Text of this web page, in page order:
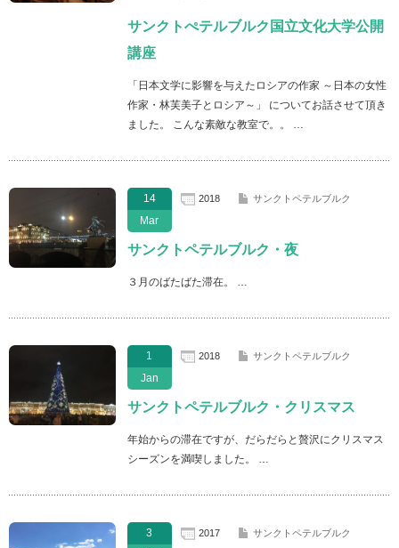
サンクトぺテルブルク国立文化大学公開
講座
「日本文学に影響を与えたロシアの作家 ～日本の女性
作家・林芙美子とロシア～」 についてお話させて頂き
ました。 こんな素敵な教室で。。 …
14
Mar
2018 サンクトペテルブルク
サンクトペテルブルク・夜
３月のばたばた滞在。 …
1
Jan
2018 サンクトペテルブルク
サンクトペテルブルク・クリスマス
年始からの滞在ですが、だらだらと贅沢にクリスマス
シーズンを満喫しました。 …
3
2017 サンクトペテルブルク